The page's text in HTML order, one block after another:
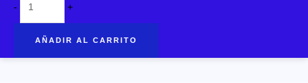
© 2026 productosshopitodocolombia | Todos los derechos
- +
AÑADIR AL CARRITO